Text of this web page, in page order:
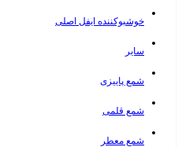
خوشبوکننده ایفل اصلی
سایر
شمع پاییزی
شمع قلمی
شمع معطر